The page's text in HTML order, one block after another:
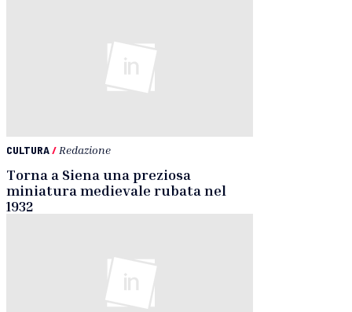
CULTURA/ Redazione
Torna a Siena una preziosa
miniatura medievale rubata nel
1932